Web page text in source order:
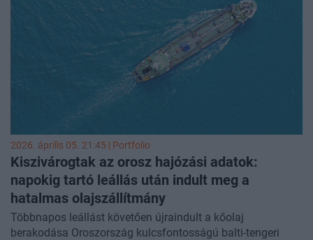
2026. április 05. 21:45 | Portfolio
Kiszivárogtak az orosz hajózási adatok:
napokig tartó leállás után indult meg a
hatalmas olajszállítmány
Többnapos leállást követően újraindult a kőolaj
berakodása Oroszország kulcsfontosságú balti-tengeri